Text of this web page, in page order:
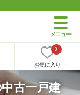
0
お気に入り
古一戸建